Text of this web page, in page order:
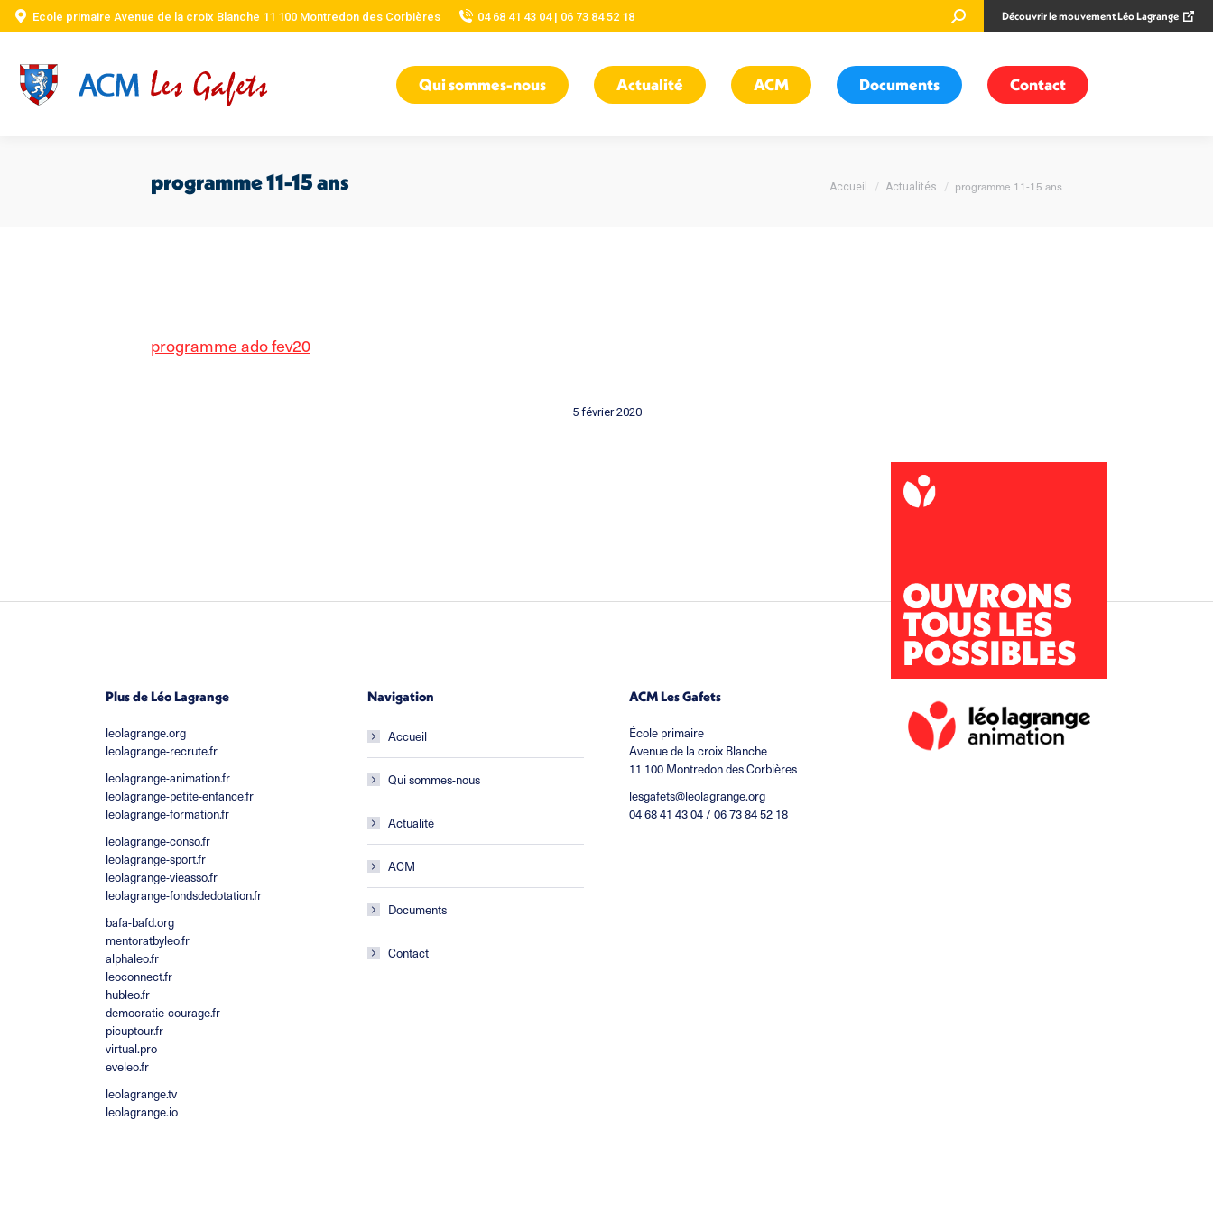
Ecole primaire Avenue de la croix Blanche 11 100 Montredon des Corbières 04 68 41 43 04 | 06 73 84 52 18
Recherche
:
Découvrir le mouvement Léo Lagrange
Qui sommes-nous Actualité ACM Documents Contact
programme 11-15 ans Vous êtes ici :
Accueil Actualités programme 11-15 ans
programme ado fev20
5 février 2020
Plus de Léo Lagrange
leolagrange.org
leolagrange-recrute.fr
leolagrange-animation.fr
leolagrange-petite-enfance.fr
leolagrange-formation.fr
leolagrange-conso.fr
leolagrange-sport.fr
leolagrange-vieasso.fr
leolagrange-fondsdedotation.fr
bafa-bafd.org
mentoratbyleo.fr
alphaleo.fr
leoconnect.fr
hubleo.fr
democratie-courage.fr
picuptour.fr
virtual.pro
eveleo.fr
leolagrange.tv
leolagrange.io
Navigation
Accueil
Qui sommes-nous
Actualité
ACM
Documents
Contact
ACM Les Gafets
École primaire
Avenue de la croix Blanche
11 100 Montredon des Corbières
lesgafets@leolagrange.org
04 68 41 43 04 / 06 73 84 52 18